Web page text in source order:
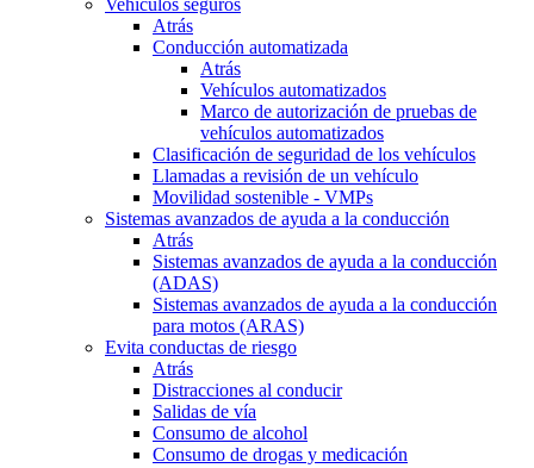
Vehículos seguros
Atrás
Conducción automatizada
Atrás
Vehículos automatizados
Marco de autorización de pruebas de
vehículos automatizados
Clasificación de seguridad de los vehículos
Llamadas a revisión de un vehículo
Movilidad sostenible - VMPs
Sistemas avanzados de ayuda a la conducción
Atrás
Sistemas avanzados de ayuda a la conducción
(ADAS)
Sistemas avanzados de ayuda a la conducción
para motos (ARAS)
Evita conductas de riesgo
Atrás
Distracciones al conducir
Salidas de vía
Consumo de alcohol
Consumo de drogas y medicación